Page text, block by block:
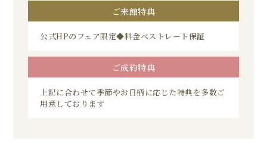
ご来館特典
公式HPのフェア限定◆料金ベストレート保証
ご成約特典
上記に合わせて季節やお日柄に応じた特典を多数ご
用意しております